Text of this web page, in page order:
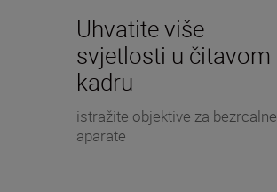
Uhvatite više
svjetlosti u čitavom
kadru
istražite objektive za bezrcalne
aparate